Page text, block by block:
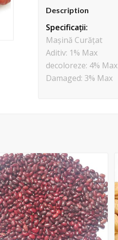
Description
Specificații:
Mașină Curățat
Aditiv: 1% Max
decoloreze: 4% Max
Damaged: 3% Max